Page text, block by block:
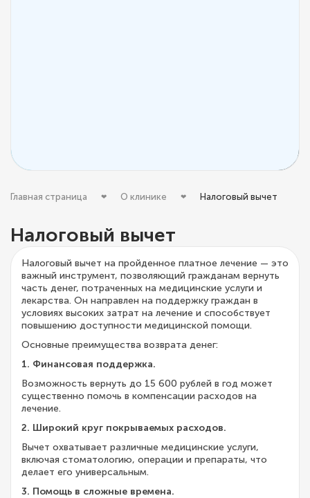
Главная страница О клинике Налоговый вычет
Налоговый вычет
Налоговый вычет на пройденное платное лечение — это
важный инструмент, позволяющий гражданам вернуть
часть денег, потраченных на медицинские услуги и
лекарства. Он направлен на поддержку граждан в
условиях высоких затрат на лечение и способствует
повышению доступности медицинской помощи.
Основные преимущества возврата денег:
1. Финансовая поддержка.
Возможность вернуть до 15 600 рублей в год может
существенно помочь в компенсации расходов на
лечение.
2. Широкий круг покрываемых расходов.
Вычет охватывает различные медицинские услуги,
включая стоматологию, операции и препараты, что
делает его универсальным.
3. Помощь в сложные времена.